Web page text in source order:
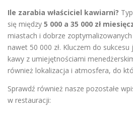
Ile zarabia właściciel kawiarni?
się między 5 000 a 35 000 zł
miastach i dobrze
nawet 50 000 zł. Kluczem do
kawy z umiejętnościami
również lokalizacja i atmosfera, do
Sprawdź również nasze pozostałe
w restauracji: